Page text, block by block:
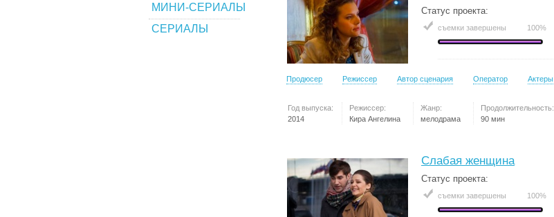
МИНИ-СЕРИАЛЫ
СЕРИАЛЫ
Статус проекта:
съемки завершены 100%
Продюсер Режиссер Автор сценария Оператор Актеры
Год выпуска:
2014
Режиссер:
Кира Ангелина
Жанр:
мелодрама
Продолжительность:
90 мин
Слабая женщина
Статус проекта:
съемки завершены 100%